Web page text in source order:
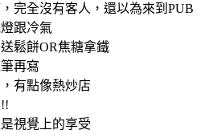
完全沒有客人，還以為來到PUB
跟冷氣
鬆餅OR焦糖拿鐵
再寫
有點像熱炒店
視覺上的享受